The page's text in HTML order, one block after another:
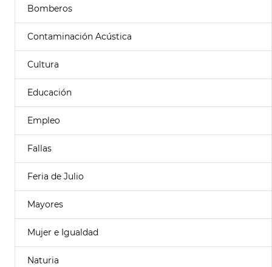
Bomberos
Contaminación Acústica
Cultura
Educación
Empleo
Fallas
Feria de Julio
Mayores
Mujer e Igualdad
Naturia